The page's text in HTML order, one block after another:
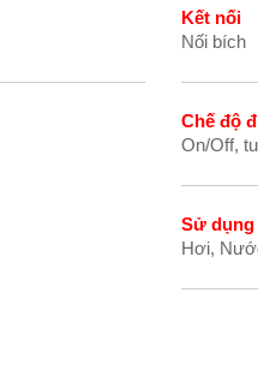
Kết nối
Nối bích
Chế độ
On/Off,
Sử dụng
Hơi,